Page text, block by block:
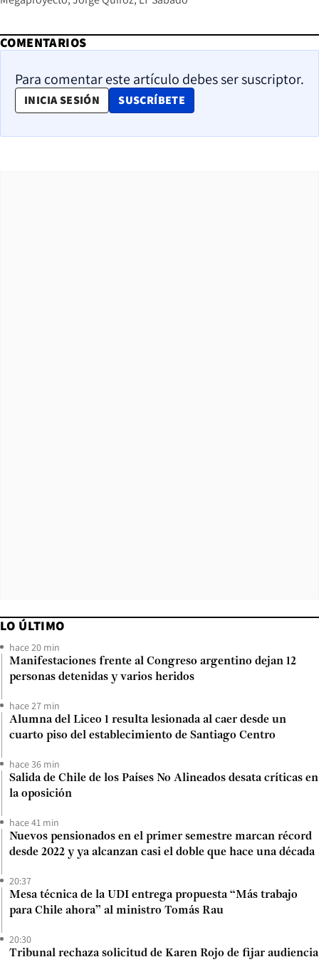
COMENTARIOS
Para comentar este artículo debes ser suscriptor.
INICIA SESIÓN SUSCRÍBETE
OPENS IN NEW WINDOW
LO ÚLTIMO
hace 20 min
Manifestaciones frente al Congreso argentino dejan 12
personas detenidas y varios heridos
hace 27 min
Alumna del Liceo 1 resulta lesionada al caer desde un
cuarto piso del establecimiento de Santiago Centro
hace 36 min
Salida de Chile de los Países No Alineados desata críticas en
la oposición
hace 41 min
Nuevos pensionados en el primer semestre marcan récord
desde 2022 y ya alcanzan casi el doble que hace una década
20:37
Mesa técnica de la UDI entrega propuesta “Más trabajo
para Chile ahora” al ministro Tomás Rau
20:30
Tribunal rechaza solicitud de Karen Rojo de fijar audiencia